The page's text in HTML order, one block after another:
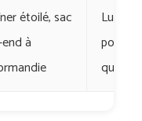
étoilé, sac
à
Luxe
pour
qui